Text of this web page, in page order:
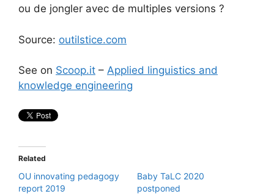
ou de jongler avec de multiples versions ?
Source: outilstice.com
See on Scoop.it – Applied linguistics and
knowledge engineering
Related
OU innovating pedagogy
report 2019
Baby TaLC 2020
postponed